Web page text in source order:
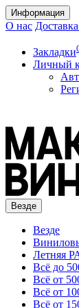
Информация
О нас
Закладки
Личный
Везде
Везде
Летняя
Всё до
Всё от
Всё от
Всё от